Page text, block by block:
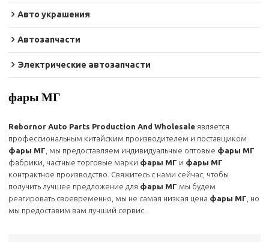
Авто украшения
Автозапчасти
Электрические автозапчасти
фары МГ
Rebornor Auto Parts Production And Wholesale является
профессиональным китайским производителем и поставщиком
фары МГ , мы предоставляем индивидуальные оптовые фары МГ
фабрики, частные торговые марки фары МГ и фары МГ
контрактное производство. Свяжитесь с нами сейчас, чтобы
получить лучшее предложение для фары МГ мы будем
реагировать своевременно, мы не самая низкая цена фары МГ , но
мы предоставим вам лучший сервис.